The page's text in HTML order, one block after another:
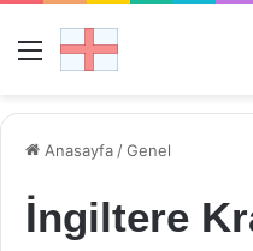
Menü
Anasayfa /Genel
İngiltere